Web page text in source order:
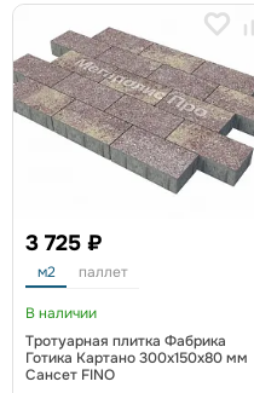
3 725 ₽
м2 паллет
В наличии
Тротуарная плитка Фабрика
Готика Картано 300х150х80 мм
Сансет FINO